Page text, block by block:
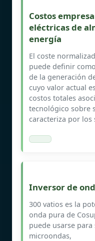
Costos
eléctricas de
energía
El coste
puede definir
de la generación
cuyo valor actual
costos totales
tecnológico sobre
caracteriza por los
Inversor de
300 vatios es la
onda pura de
puede usarse
microondas,